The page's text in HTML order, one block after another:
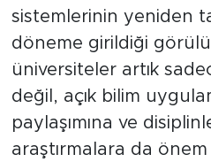
sistemlerinin yeniden
döneme girildiği
üniversiteler artık
değil, açık bilim
paylaşımına ve
araştırmalara da